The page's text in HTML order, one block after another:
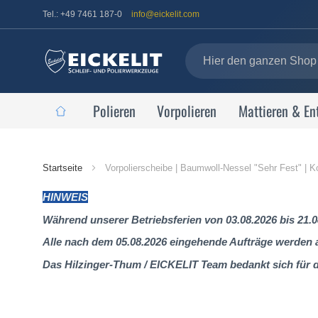
Tel.: +49 7461 187-0 info@eickelit.com
Polieren Vorpolieren Mattieren &
Startseite Vorpolierscheibe | Baumwoll-Nessel "Sehr Fest" |
HINWEIS
Während unserer Betriebsferien von 03.08.2026 bis
Alle nach dem 05.08.2026 eingehende Aufträge
Das Hilzinger-Thum / EICKELIT Team bedankt sich für